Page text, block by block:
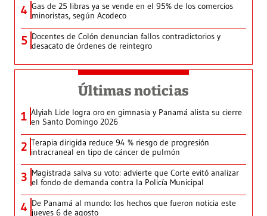
4 Gas de 25 libras ya se vende en el 95% de los comercios
minoristas, según Acodeco
5 Docentes de Colón denuncian fallos contradictorios y
desacato de órdenes de reintegro
Últimas noticias
1 Alyiah Lide logra oro en gimnasia y Panamá alista su cierre
en Santo Domingo 2026
2 Terapia dirigida reduce 94 % riesgo de progresión
intracraneal en tipo de cáncer de pulmón
3 Magistrada salva su voto: advierte que Corte evitó analizar
el fondo de demanda contra la Policía Municipal
4 De Panamá al mundo: los hechos que fueron noticia este
jueves 6 de agosto